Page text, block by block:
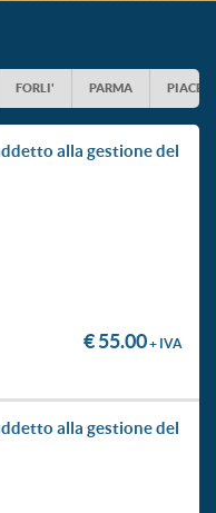
FORLI' PARMA
€ 55.00+ IVA